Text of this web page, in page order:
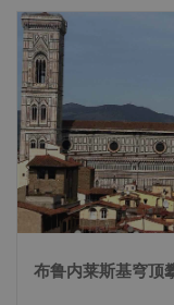
开朗基罗的大卫，这
高达17英尺的杰作，
凭借您的美术学院免
利艺术家的作品，并
女》的原始石膏模型。
发现佛罗伦萨美术学
访问，通过方便的免
兴大师无与伦比的艺
布鲁内莱斯基穹顶